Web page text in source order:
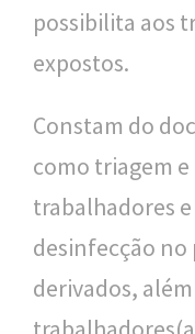
possibilita aos
expostos.
Constam do
como triagem
trabalhadores
desinfecção no
derivados,